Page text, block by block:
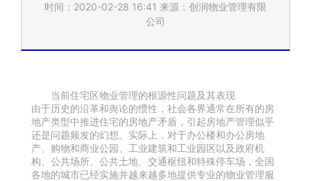
时间：2020-02-28 16:41 来源：创润物业管理有限
公司
当前住宅区物业管理的根源性问题及其表现
由于历史的沿革和舆论的惯性，社会各界通常在所有的房
地产类型中推进住宅的房地产矛盾，引起房地产管理似乎
还是问题频发的幻想。实际上，对于办公楼和办公房地
产、购物和商业公园、工业建筑和工业园区以及政府机
构、公共场所、公共土地、交通枢纽和特殊停车场，全国
各地的城市已经实施并越来越多地提供专业的物业管理服